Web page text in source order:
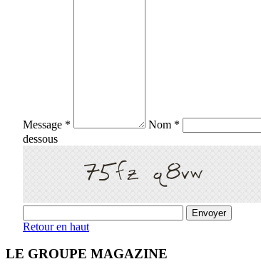
Message * Nom *
dessous
Retour en haut
LE GROUPE MAGAZINE